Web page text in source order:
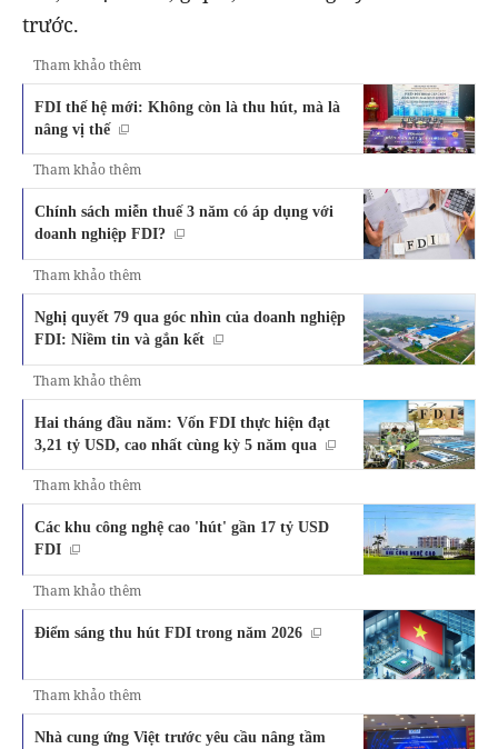
trước.
Tham khảo thêm
FDI thế hệ mới: Không còn là thu hút, mà là
nâng vị thế
Tham khảo thêm
Chính sách miễn thuế 3 năm có áp dụng với
doanh nghiệp FDI?
Tham khảo thêm
Nghị quyết 79 qua góc nhìn của doanh nghiệp
FDI: Niềm tin và gắn kết
Tham khảo thêm
Hai tháng đầu năm: Vốn FDI thực hiện đạt
3,21 tỷ USD, cao nhất cùng kỳ 5 năm qua
Tham khảo thêm
Các khu công nghệ cao 'hút' gần 17 tỷ USD
FDI
Tham khảo thêm
Điểm sáng thu hút FDI trong năm 2026
Tham khảo thêm
Nhà cung ứng Việt trước yêu cầu nâng tầm